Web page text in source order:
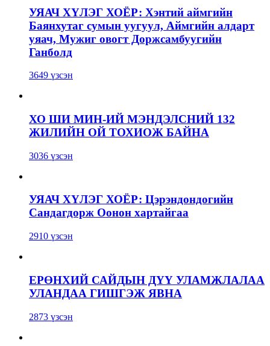
УЯАЧ ХҮЛЭГ ХОЁР: Хэнтий аймгийн
Баянхутаг сумын уугуул, Аймгийн алдарт
уяач, Мужиг овогт Доржсамбуугийн
Ганболд
3649 үзсэн
ХО ШИ МИН-ИЙ МЭНДЭЛСНИЙ 132
ЖИЛИЙН ОЙ ТОХИОЖ БАЙНА
3036 үзсэн
УЯАЧ ХҮЛЭГ ХОЁР: Цэрэндондогийн
Сандагдорж Оонон хартайгаа
2910 үзсэн
ЕРӨНХИЙ САЙДЫН ДҮҮ УЛАМЖЛАЛАА
УЛАНДАА ГИШГЭЖ ЯВНА
2873 үзсэн